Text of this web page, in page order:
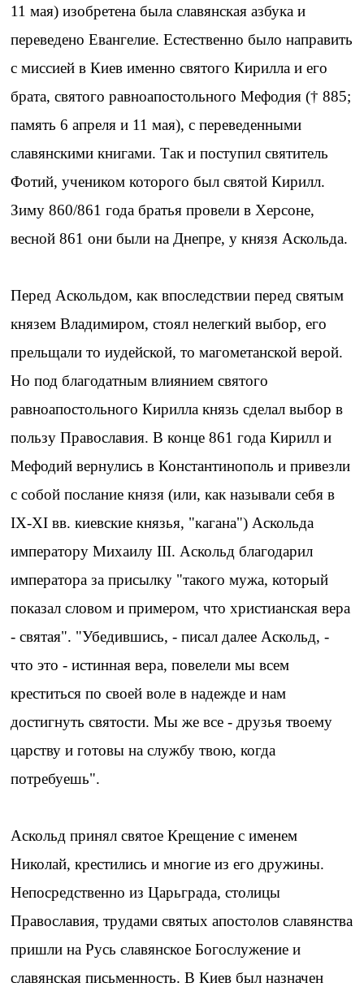
11 мая) изобретена была славянская азбука и
переведено Евангелие. Естественно было направить
с миссией в Киев именно святого Кирилла и его
брата, святого равноапостольного Мефодия († 885;
память 6 апреля и 11 мая), с переведенными
славянскими книгами. Так и поступил святитель
Фотий, учеником которого был святой Кирилл.
Зиму 860/861 года братья провели в Херсоне,
весной 861 они были на Днепре, у князя Аскольда.
Перед Аскольдом, как впоследствии перед святым
князем Владимиром, стоял нелегкий выбор, его
прельщали то иудейской, то магометанской верой.
Но под благодатным влиянием святого
равноапостольного Кирилла князь сделал выбор в
пользу Православия. В конце 861 года Кирилл и
Мефодий вернулись в Константинополь и привезли
с собой послание князя (или, как называли себя в
IХ-ХI вв. киевские князья, "кагана") Аскольда
императору Михаилу III. Аскольд благодарил
императора за присылку "такого мужа, который
показал словом и примером, что христианская вера
- святая". "Убедившись, - писал далее Аскольд, -
что это - истинная вера, повелели мы всем
креститься по своей воле в надежде и нам
достигнуть святости. Мы же все - друзья твоему
царству и готовы на службу твою, когда
потребуешь".
Аскольд принял святое Крещение с именем
Николай, крестились и многие из его дружины.
Непосредственно из Царьграда, столицы
Православия, трудами святых апостолов славянства
пришли на Русь славянское Богослужение и
славянская письменность. В Киев был назначен